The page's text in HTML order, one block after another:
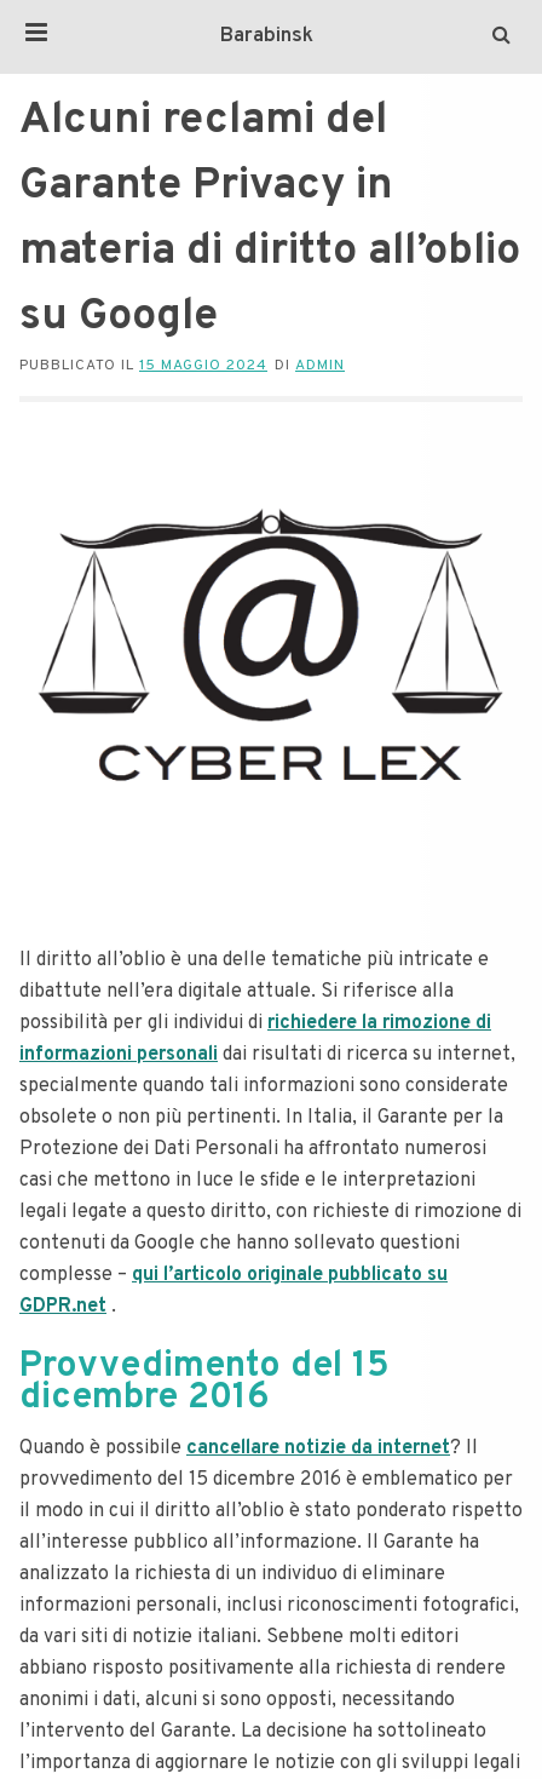
Barabinsk
Alcuni reclami del
Garante Privacy in
materia di diritto all’oblio
su Google
PUBBLICATO IL 15 MAGGIO 2024 DI ADMIN
Il diritto all’oblio è una delle tematiche più intricate e
dibattute nell’era digitale attuale. Si riferisce alla
possibilità per gli individui di richiedere la rimozione di
informazioni personali dai risultati di ricerca su internet,
specialmente quando tali informazioni sono considerate
obsolete o non più pertinenti. In Italia, il Garante per la
Protezione dei Dati Personali ha affrontato numerosi
casi che mettono in luce le sfide e le interpretazioni
legali legate a questo diritto, con richieste di rimozione di
contenuti da Google che hanno sollevato questioni
complesse – qui l’articolo originale pubblicato su
GDPR.net .
Provvedimento del 15
dicembre 2016
Quando è possibile cancellare notizie da internet? Il
provvedimento del 15 dicembre 2016 è emblematico per
il modo in cui il diritto all’oblio è stato ponderato rispetto
all’interesse pubblico all’informazione. Il Garante ha
analizzato la richiesta di un individuo di eliminare
informazioni personali, inclusi riconoscimenti fotografici,
da vari siti di notizie italiani. Sebbene molti editori
abbiano risposto positivamente alla richiesta di rendere
anonimi i dati, alcuni si sono opposti, necessitando
l’intervento del Garante. La decisione ha sottolineato
l’importanza di aggiornare le notizie con gli sviluppi legali